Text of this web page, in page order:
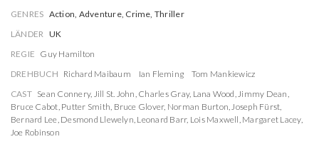
GENRES Action, Adventure, Crime, Thriller
LÄNDER UK
REGIE Guy Hamilton
DREHBUCH Richard Maibaum Ian Fleming
Tom Mankiewicz
CAST Sean Connery, Jill St. John Charles Gray, Lana Wood Jimmy Dean
Bruce Cabot Putter Smith Bruce Glover, Norman Burton Joseph Fürst
Bernard Lee Desmond Llewelyn Leonard Barr, Lois Maxwell Margaret Lacey,
Joe Robinson